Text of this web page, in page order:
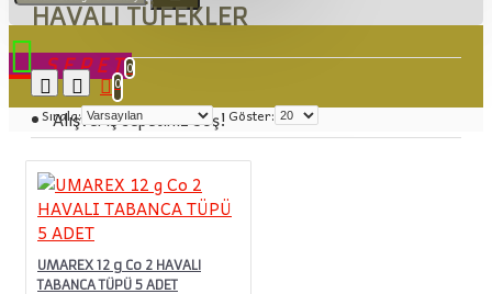
SEPET0
Alışveriş sepetiniz boş!
HAVALI TÜFEKLER
0
Sırala: Göster:
UMAREX 12 g Co 2 HAVALI
TABANCA TÜPÜ 5 ADET